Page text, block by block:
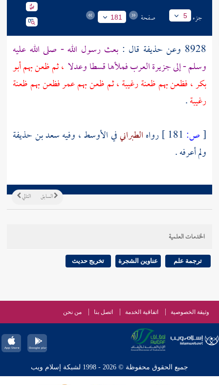
جزء 5 صفحة 181
8928 وعن حذيفة قال : بعث رسول الله - صلى الله عليه
وسلم - إلى جزيرة العرب فملأها قسطا وعدلا ، ثم ظعن بهمأبو
بكر، فظعن بهم ظعنة رغيبة ، ثم ظعن بهمعمرفظعن بهم ظعنة
رغيبة.
[ص: رواهالطبرانيفي الأوسط ، وفيهسعد بن حذيفة
ولم أعرفه .
التالي السابق
الخدمات العلمية
ترجمة علم عناوين الشجرة تخريج حديث
وثيقة الخصوصية اتفاقية الخدمة اتصل بنا من نحن
جميع الحقوق محفوظة © 2026 - 1998 لشبكة إسلام ويب